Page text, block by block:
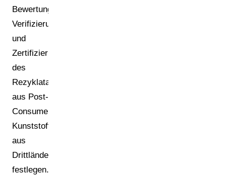
Bewertung,
Verifizierung
und
Zertifizierung
des
Rezyklatanteils
aus Post-
Consumer-
Kunststoffabfällen
aus
Drittländern
festlegen.